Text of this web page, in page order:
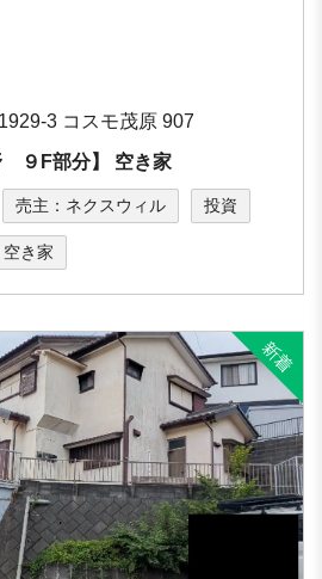
3 コスモ茂原 907
９F部分】 空き家
売主：ネクスウィル 投資
空き家